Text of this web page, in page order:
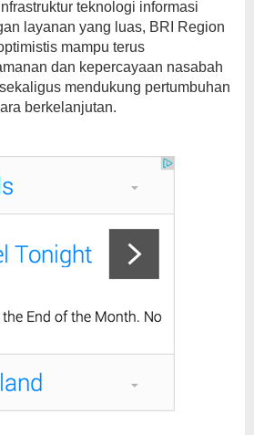
teknologi informasi
layanan yang luas, BRI Region
mampu terus
dan kepercayaan nasabah
mendukung pertumbuhan
berkelanjutan.